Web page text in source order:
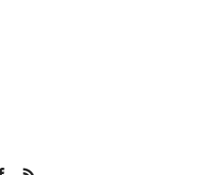
Facebook